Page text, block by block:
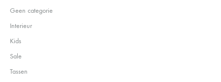
Geen categorie
Interieur
Kids
Sale
Tassen